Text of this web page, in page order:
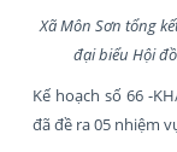
Xã Môn Sơn tổng
đại biểu Hội
Kế hoạch số 66 -
đã đề ra 05 nhiệm